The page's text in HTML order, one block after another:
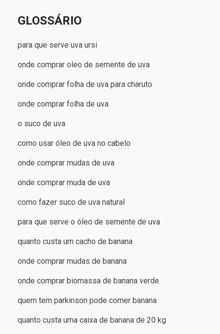
GLOSSÁRIO
para que serve uva ursi
onde comprar oleo de semente de uva
onde comprar folha de uva para charuto
onde comprar folha de uva
o suco de uva
como usar óleo de uva no cabelo
onde comprar mudas de uva
onde comprar muda de uva
como fazer suco de uva natural
para que serve o óleo de semente de uva
quanto custa um cacho de banana
onde comprar mudas de banana
onde comprar biomassa de banana verde
quem tem parkinson pode comer banana
quanto custa uma caixa de banana de 20 kg